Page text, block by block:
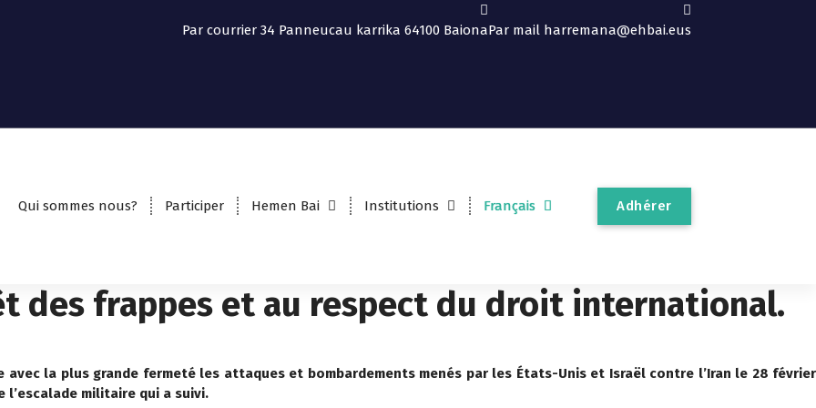
Par courrier 34 Panneucau karrika 64100 BaionaPar mail harremana@ehbai.eus
Qui sommes nous? Participer Hemen Bai Institutions Français Adhérer
des frappes et au respect du droit international.
avec la plus grande fermeté les attaques et bombardements menés par les États-Unis et Israël contre l’Iran le 28 février
l’escalade militaire qui a suivi.